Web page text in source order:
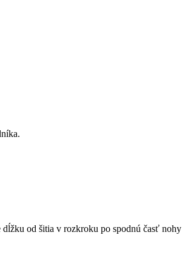
dĺžku od šitia v rozkroku po spodnú časť nohy